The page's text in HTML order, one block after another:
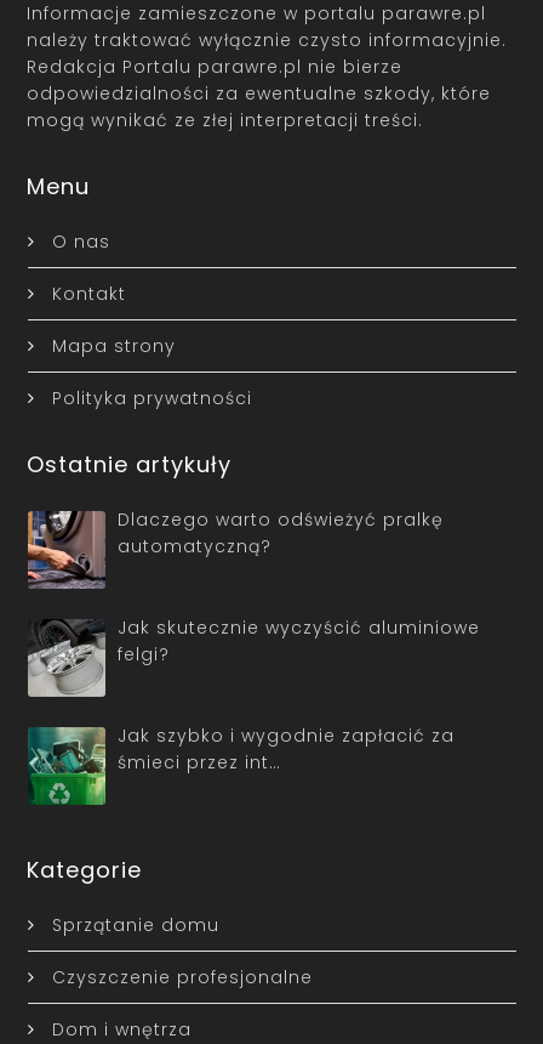
Informacje zamieszczone w portalu parawre.pl
należy traktować wyłącznie czysto informacyjnie.
Redakcja Portalu parawre.pl nie bierze
odpowiedzialności za ewentualne szkody, które
mogą wynikać ze złej interpretacji treści.
Menu
O nas
Kontakt
Mapa strony
Polityka prywatności
Ostatnie artykuły
Dlaczego warto odświeżyć pralkę
automatyczną?
Jak skutecznie wyczyścić aluminiowe
felgi?
Jak szybko i wygodnie zapłacić za
śmieci przez int…
Kategorie
Sprzątanie domu
Czyszczenie profesjonalne
Dom i wnętrza